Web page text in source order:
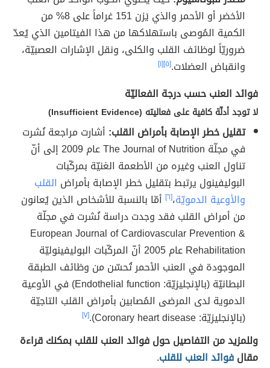
الأخضر أو الأحمر والذي يَزن 151 غراماً على 8% من
الكمية المُوصى باستهلاكها من هذا الفيتامين الذي يُعدّ
ضروريّاً لوظائف القلب والكلى، ونقل الإشارات العصبيّة،
وانقباض العضلات.[٥] [١]
فوائد العنب حسب درجة الفعاليّة
لا توجد أدلّة كافية على فعاليته (Insufficient Evidence)
تقليل خطر الإصابة بأمراض القلب: أشارت مراجعة نُشرت
في مجلّة The Journal of Nutrition عام 2009 إلى أنّ
تناول العنب وغيره من الأطعمة الغنيّة بمركّبات
البوليفينول يرتبط بتقليل خطر الإصابة بأمراض القلب
والأوعية الدمويّة،[٦] أمّا بالنسبة للأشخاص الذين يُعانون
من أمراض القلب فقد وجدت دراسة نُشرت في مجلّة
European Journal of Cardiovascular Prevention &
Rehabilitation عام 2005 أنّ المركّبات البوليفينوليّة
الموجودة في العنب الأحمر تُحسّن من وظائف الطبقة
البطانيّة (بالإنجليزيّة: Endothelial function) في الأوعية
الدموية لدى المرضى المُصابين بأمراض القلب التاجيّة
(بالإنجليزيّة: Coronary heart disease).
[٧]
وللمزيد من التفاصيل حول فوائد العنب للقلب بمكنك قراءة
مقالفوائد العنب للقلب.